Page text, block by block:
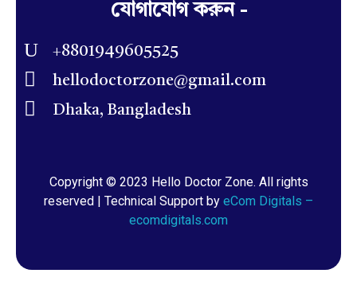
যোগাযোগ করুন -
+8801949605525
hellodoctorzone@gmail.com
Dhaka, Bangladesh
Copyright © 2023 Hello Doctor Zone. All rights
reserved | Technical Support by eCom Digitals –
ecomdigitals.com